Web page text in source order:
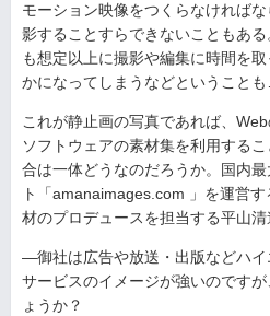
モーション映像をつくらなければ
影することすらできないこともあ
も想定以上に撮影や編集に時間を
かになってしまうなどということも
これが静止画の写真であれば、
ソフトウェアの素材集を利用する
合は一体どうなのだろうか。国内
ト「amanaimages.com 」を運営
材のプロデュースを担当する平山清
—御社は広告や放送・出版などハイ
サービスのイメージが強いのです
ょうか？